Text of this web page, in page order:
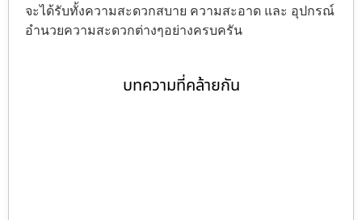
จะได้รับทั้งความสะดวกสบาย ความสะอาด และ อุปกรณ์
อำนวยความสะดวกต่างๆอย่างครบครัน
บทความที่คล้ายกัน